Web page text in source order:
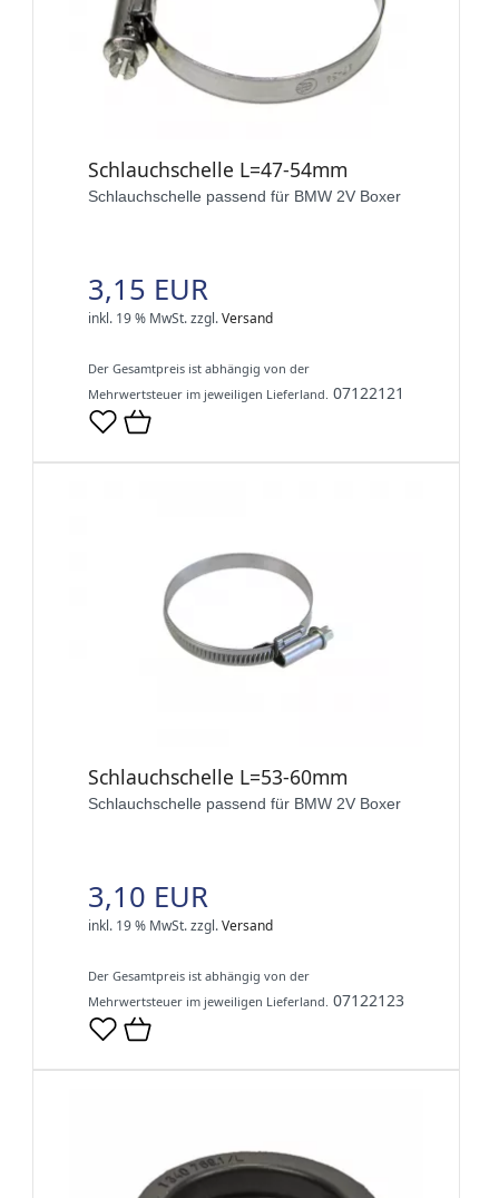
Schlauchschelle L=47-54mm
Schlauchschelle passend für BMW 2V Boxer
3,15 EUR
inkl. 19 % MwSt.zzgl.Versand
Der Gesamtpreis ist abhängig von der
Mehrwertsteuer im jeweiligen Lieferland. 07122121
Schlauchschelle L=53-60mm
Schlauchschelle passend für BMW 2V Boxer
3,10 EUR
inkl. 19 % MwSt.zzgl.Versand
Der Gesamtpreis ist abhängig von der
Mehrwertsteuer im jeweiligen Lieferland. 07122123